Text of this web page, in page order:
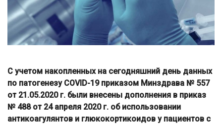
С учетом накопленных на сегодняшний день данных
по патогенезу COVID-19 приказом Минздрава № 557
от 21.05.2020 г. были внесены дополнения в приказ
№ 488 от 24 апреля 2020 г. об использовании
антикоагулянтов и глюкокортикоидов у пациентов с